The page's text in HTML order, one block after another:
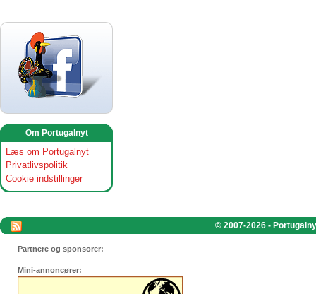
Om Portugalnyt
Læs om Portugalnyt
Privatlivspolitik
Cookie indstillinger
© 2007-2026 -
Partnere og sponsorer:
Mini-annoncører: